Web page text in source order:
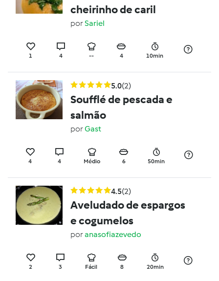
cheirinho de caril
porSariel
1 4 -- 4 10min
5.0(2)
Soufflé de pescada e
salmão
porGast
4 4 Médio 6 50min
4.5(2)
Aveludado de espargos
e cogumelos
poranasofiazevedo
2 3 Fácil 8 20min